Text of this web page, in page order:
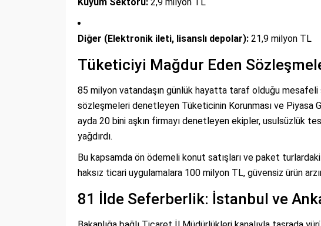
Diğer (Elektronik ileti, lisanslı depolar): 21,9 milyon TL
Tüketiciyi Mağdur Eden
85 milyon vatandaşın günlük hayatta taraf olduğu
sözleşmeleri denetleyen Tüketicinin Korunması ve Piyasa
ayda 20 bini aşkın firmayı denetleyen ekipler, usulsüzlük
yağdırdı.
Bu kapsamda ön ödemeli konut satışları ve paket
haksız ticari uygulamalara 100 milyon TL, güvensiz ürün
81 İlde Seferberlik: İstanbul ve